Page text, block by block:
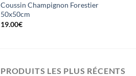
Coussin Champignon Forestier
50x50cm
19.00€
PRODUITS LES PLUS RÉCENTS